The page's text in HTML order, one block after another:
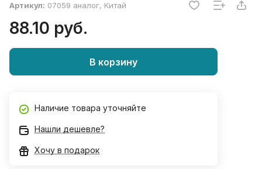
Артикул: 07059 аналог, Китай
88.10 руб.
В корзину
Наличие товара уточняйте
Нашли дешевле?
Хочу в подарок